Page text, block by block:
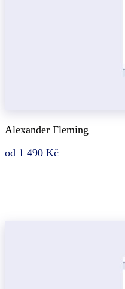
Alexander Fleming
od 1 490 Kč